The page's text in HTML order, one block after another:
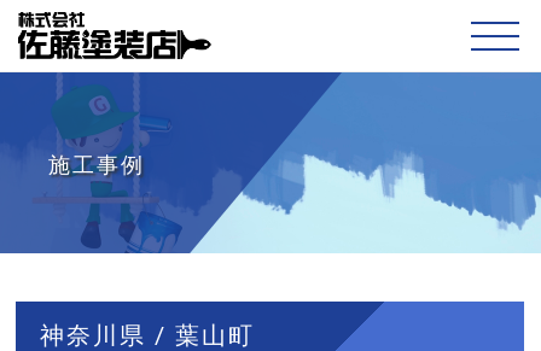
施工事例
神奈川県 / 葉山町